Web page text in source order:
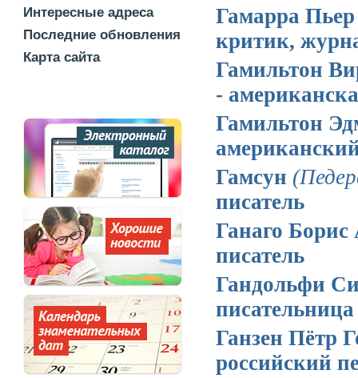
Интересные адреса
Последние обновления
Карта сайта
Гамарра
критик,
Гамильтон
-
Гамильтон
Гамсун
писатель
Ганаго
писатель
Гандольфи
писательница
Ганзен Пётр
российский